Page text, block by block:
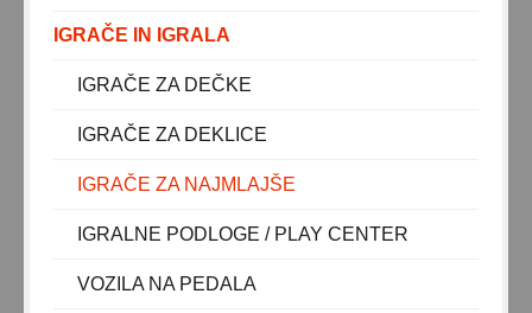
DOJENJE
VARNOST OTROKA
ZDRAVJE
PREVIJALNA TORBA
SPODNJE PERILO ZA NOSEČNICE IN MAMICE
IGRAČE IN IGRALA
IGRAČE ZA DEČKE
IGRAČE ZA DEKLICE
IGRAČE ZA NAJMLAJŠE
IGRALNE PODLOGE / PLAY CENTER
VOZILA NA PEDALA